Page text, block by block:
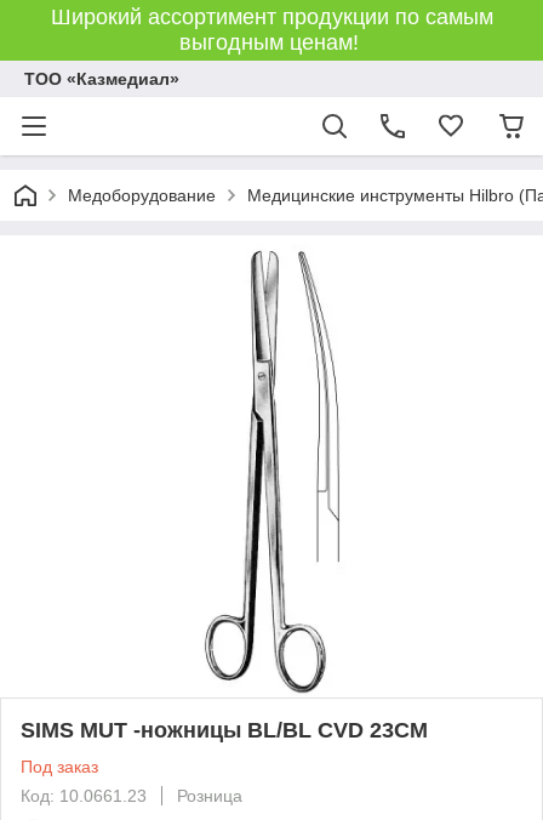
Широкий ассортимент продукции по самым
выгодным ценам!
ТОО «Казмедиал»
Медоборудование Медицинские инструменты Hilbro
SIMS MUT -ножницы BL/BL CVD 23CM
Под заказ
Код: 10.0661.23
Розница